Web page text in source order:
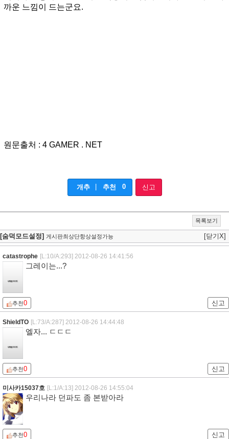
까운 느낌이 드는군요.
원문출처 : 4 GAMER . NET
개추 추천 0 신고
목록보기
[숨덕모드설정] 게시판최상단항상설정가능 [닫기X]
catastrophe [L:10/A:293] 2012-08-26 14:41:56
그레이는...?
추천0 신고
ShieldTO [L:73/A:287] 2012-08-26 14:44:48
엘자... ㄷㄷㄷ
추천0 신고
미사카15037호 [L:1/A:13] 2012-08-26 14:55:04
우리나라 던파도 좀 본받아라
추천0 신고